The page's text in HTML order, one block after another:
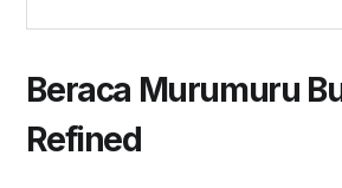
Beraca Murumuru
Refined